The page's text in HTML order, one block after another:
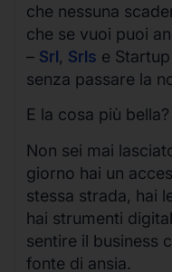
che nessuna
che se vuoi puoi
– Srl, Srls e
senza passare la
E la cosa più bella?
Non sei mai
giorno hai un
stessa strada, hai
hai strumenti
sentire il business
fonte di ansia.